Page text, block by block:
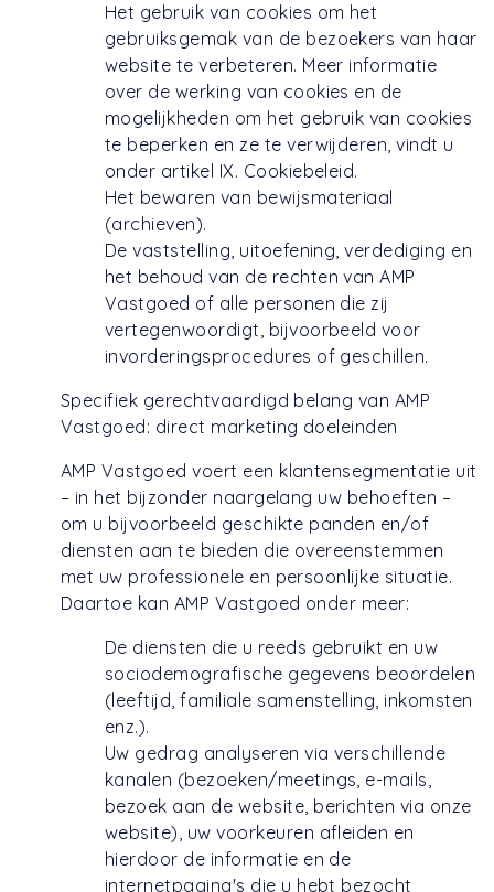
Het gebruik van cookies om het
gebruiksgemak van de bezoekers van haar
website te verbeteren. Meer informatie
over de werking van cookies en de
mogelijkheden om het gebruik van cookies
te beperken en ze te verwijderen, vindt u
onder artikel IX. Cookiebeleid.
Het bewaren van bewijsmateriaal
(archieven).
De vaststelling, uitoefening, verdediging en
het behoud van de rechten van AMP
Vastgoed of alle personen die zij
vertegenwoordigt, bijvoorbeeld voor
invorderingsprocedures of geschillen.
Specifiek gerechtvaardigd belang van AMP
Vastgoed: direct marketing doeleinden
AMP Vastgoed voert een klantensegmentatie uit
– in het bijzonder naargelang uw behoeften –
om u bijvoorbeeld geschikte panden en/of
diensten aan te bieden die overeenstemmen
met uw professionele en persoonlijke situatie.
Daartoe kan AMP Vastgoed onder meer:
De diensten die u reeds gebruikt en uw
sociodemografische gegevens beoordelen
(leeftijd, familiale samenstelling, inkomsten
enz.).
Uw gedrag analyseren via verschillende
kanalen (bezoeken/meetings, e-mails,
bezoek aan de website, berichten via onze
website), uw voorkeuren afleiden en
hierdoor de informatie en de
internetpagina's die u hebt bezocht